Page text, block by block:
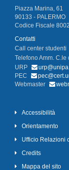
Piazza Marina, 61
90133 - PALERMO
Codice Fiscale
Contatti
Call center studenti
Telefono Amm. C.le
URP
PEC
Webmaster
Accessibilità
Orientamento
Ufficio Relazioni
Credits
Mappa del sito